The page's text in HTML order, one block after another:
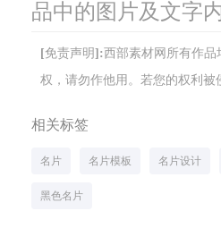
品中的图片及文字
[免责声明]:西部素材网所有作
权，请勿作他用。若您的权利被
相关标签
名片 名片模板 名片设计
黑色名片